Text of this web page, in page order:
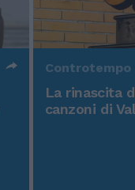
Controtempo
La rinascita
canzoni di